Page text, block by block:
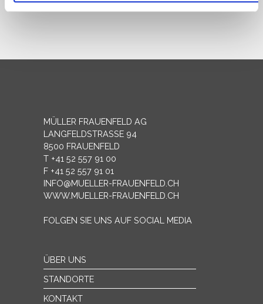
MÜLLER FRAUENFELD AG
LANGFELDSTRASSE 94
8500 FRAUENFELD
T +41 52 557 91 00
F +41 52 557 91 01
INFO@MUELLER-FRAUENFELD.CH
WWW.MUELLER-FRAUENFELD.CH
FOLGEN SIE UNS AUF SOCIAL MEDIA
ÜBER UNS
STANDORTE
KONTAKT